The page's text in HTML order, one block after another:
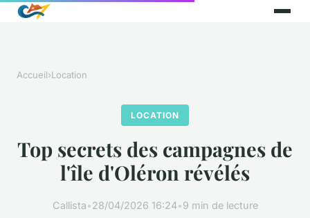
Accueil›Location
LOCATION
Top secrets des campagnes de
l'île d'Oléron révélés
Callista•28/04/2026 16:24•9 min de lecture